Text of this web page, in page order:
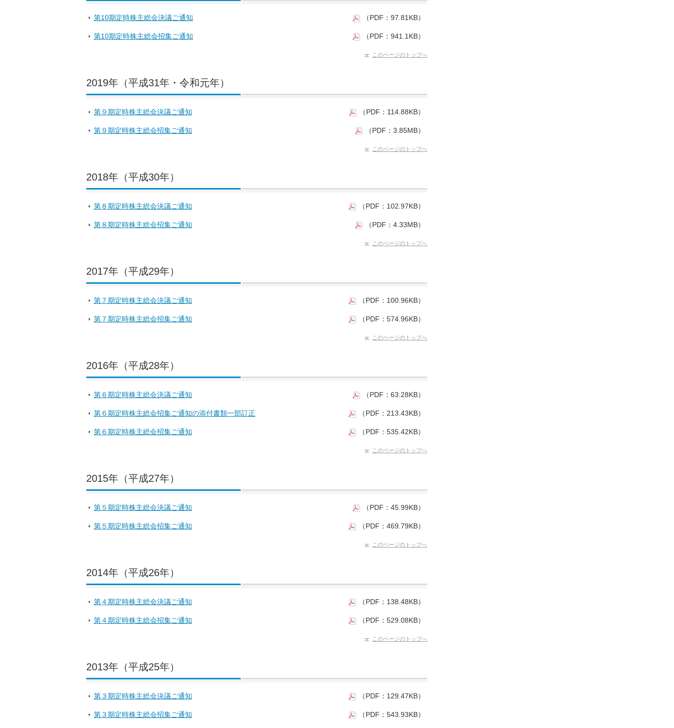
第10期定時株主総会決議ご通知 （PDF：97.81KB）
第10期定時株主総会招集ご通知 （PDF：941.1KB）
このページのトップへ
2019年（平成31年・令和元年）
第９期定時株主総会決議ご通知 （PDF：114.88KB）
第９期定時株主総会招集ご通知 （PDF：3.85MB）
このページのトップへ
2018年（平成30年）
第８期定時株主総会決議ご通知 （PDF：102.97KB）
第８期定時株主総会招集ご通知 （PDF：4.33MB）
このページのトップへ
2017年（平成29年）
第７期定時株主総会決議ご通知 （PDF：100.96KB）
第７期定時株主総会招集ご通知 （PDF：574.96KB）
このページのトップへ
2016年（平成28年）
第６期定時株主総会決議ご通知 （PDF：63.28KB）
第６期定時株主総会招集ご通知の添付書類一部訂正 （PDF：213.43KB）
第６期定時株主総会招集ご通知 （PDF：535.42KB）
このページのトップへ
2015年（平成27年）
第５期定時株主総会決議ご通知 （PDF：45.99KB）
第５期定時株主総会招集ご通知 （PDF：469.79KB）
このページのトップへ
2014年（平成26年）
第４期定時株主総会決議ご通知 （PDF：138.48KB）
第４期定時株主総会招集ご通知 （PDF：529.08KB）
このページのトップへ
2013年（平成25年）
第３期定時株主総会決議ご通知 （PDF：129.47KB）
第３期定時株主総会招集ご通知 （PDF：543.93KB）